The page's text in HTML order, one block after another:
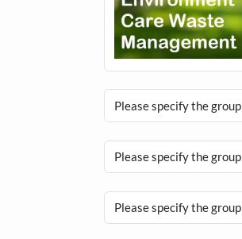
Please specify the group
Please specify the group
Please specify the group